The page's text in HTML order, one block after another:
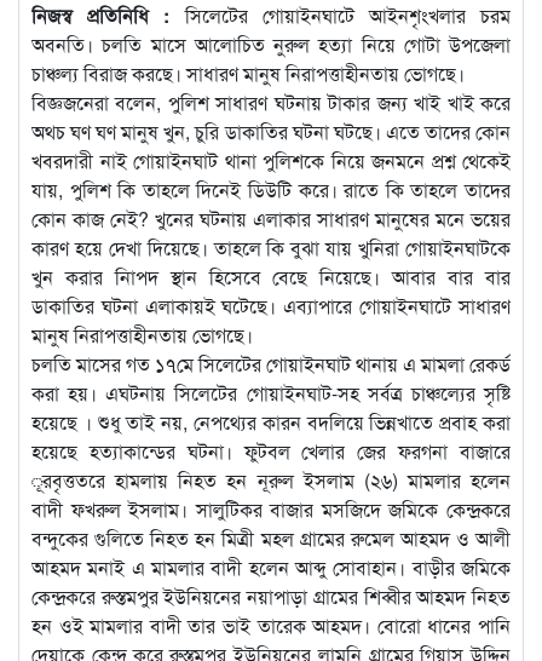
নিজস্ব প্রতিনিধি : সিলেটের গোয়াইনঘাটে আইনশৃংখলার চরম
অবনতি। চলতি মাসে আলোচিত নুরুল হত্যা নিয়ে গোটা উপজেলা
চাঞ্চল্য বিরাজ করছে। সাধারণ মানুষ নিরাপত্তাহীনতায় ভোগছে।
বিজ্ঞজনেরা বলেন, পুলিশ সাধারণ ঘটনায় টাকার জন্য খাই খাই করে
অথচ ঘণ ঘণ মানুষ খুন, চুরি ডাকাতির ঘটনা ঘটছে। এতে তাদের কোন
খবরদারী নাই গোয়াইনঘাট থানা পুলিশকে নিয়ে জনমনে প্রশ্ন থেকেই
যায়, পুলিশ কি তাহলে দিনেই ডিউটি করে। রাতে কি তাহলে তাদের
কোন কাজ নেই? খুনের ঘটনায় এলাকার সাধারণ মানুষের মনে ভয়ের
কারণ হয়ে দেখা দিয়েছে। তাহলে কি বুঝা যায় খুনিরা গোয়াইনঘাটকে
খুন করার নিাপদ স্থান হিসেবে বেছে নিয়েছে। আবার বার বার
ডাকাতির ঘটনা এলাকায়ই ঘটেছে। এব্যাপারে গোয়াইনঘাটে সাধারণ
মানুষ নিরাপত্তাহীনতায় ভোগছে।
চলতি মাসের গত ১৭মে সিলেটের গোয়াইনঘাট থানায় এ মামলা রেকর্ড
করা হয়। এঘটনায় সিলেটের গোয়াইনঘাট-সহ সর্বত্র চাঞ্চল্যের সৃষ্টি
হয়েছে । শুধু তাই নয়, নেপথ্যের কারন বদলিয়ে ভিন্নখাতে প্রবাহ করা
হয়েছে হত্যাকান্ডের ঘটনা। ফুটবল খেলার জের ফরগনা বাজারে
ূরবৃত্ততরে হামলায় নিহত হন নূরুল ইসলাম (২৬) মামলার হলেন
বাদী ফখরুল ইসলাম। সালুটিকর বাজার মসজিদে জমিকে কেন্দ্রকরে
বন্দুকের গুলিতে নিহত হন মিত্রী মহল গ্রামের রুমেল আহমদ ও আলী
আহমদ মনাই এ মামলার বাদী হলেন আব্দু সোবাহান। বাড়ীর জমিকে
কেন্দ্রকরে রুস্তমপুর ইউনিয়নের নয়াপাড়া গ্রামের শিব্বীর আহমদ নিহত
হন ওই মামলার বাদী তার ভাই তারেক আহমদ। বোরো ধানের পানি
দেয়াকে কেন্দ্র করে রুস্তমপুর ইউনিয়নের লামনি গ্রামের গিয়াস উদ্দিন